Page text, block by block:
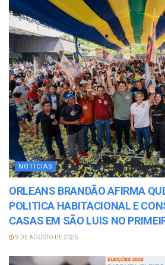
NOTÍCIAS
ORLEANS BRANDÃO AFIRMA
POLITICA HABITACIONAL E
CASAS EM SÃO LUIS NO
9 DE AGOSTO DE 2026